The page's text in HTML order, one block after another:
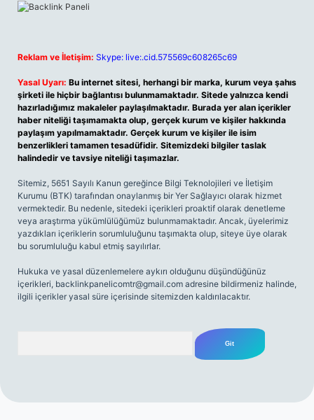
Reklam ve İletişim: Skype: live:.cid.575569c608265c69
Yasal Uyarı: Bu internet sitesi, herhangi bir marka, kurum veya şahıs
şirketi ile hiçbir bağlantısı bulunmamaktadır. Sitede yalnızca kendi
hazırladığımız makaleler paylaşılmaktadır. Burada yer alan içerikler
haber niteliği taşımamakta olup, gerçek kurum ve kişiler hakkında
paylaşım yapılmamaktadır. Gerçek kurum ve kişiler ile isim
benzerlikleri tamamen tesadüfidir. Sitemizdeki bilgiler taslak
halindedir ve tavsiye niteliği taşımazlar.
Sitemiz, 5651 Sayılı Kanun gereğince Bilgi Teknolojileri ve İletişim
Kurumu (BTK) tarafından onaylanmış bir Yer Sağlayıcı olarak hizmet
vermektedir. Bu nedenle, sitedeki içerikleri proaktif olarak denetleme
veya araştırma yükümlülüğümüz bulunmamaktadır. Ancak, üyelerimiz
yazdıkları içeriklerin sorumluluğunu taşımakta olup, siteye üye olarak
bu sorumluluğu kabul etmiş sayılırlar.
Hukuka ve yasal düzenlemelere aykırı olduğunu düşündüğünüz
içerikleri, backlinkpanelicomtr@gmail.com adresine bildirmeniz halinde,
ilgili içerikler yasal süre içerisinde sitemizden kaldırılacaktır.